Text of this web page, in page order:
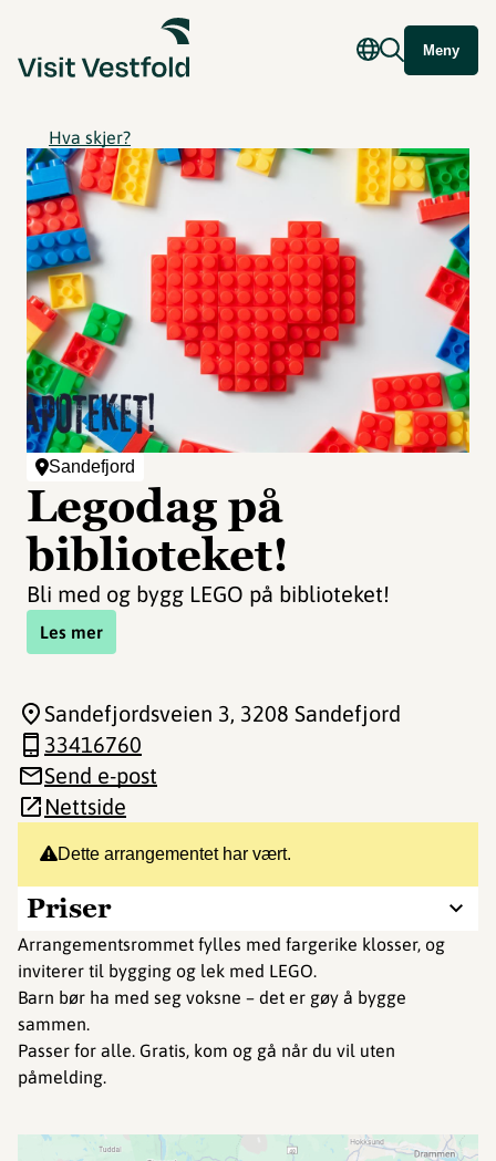
Meny
Hva skjer?
Sandefjord
Legodag på
biblioteket!
Bli med og bygg LEGO på biblioteket!
Les mer
Dette arrangementet har vært.
Priser
Arrangementsrommet fylles med fargerike klosser, og
inviterer til bygging og lek med LEGO.
Barn bør ha med seg voksne – det er gøy å bygge
sammen.
Passer for alle. Gratis, kom og gå når du vil uten
påmelding.
Sandefjordsveien 3, 3208 Sandefjord
33416760
Send e-post
Nettside